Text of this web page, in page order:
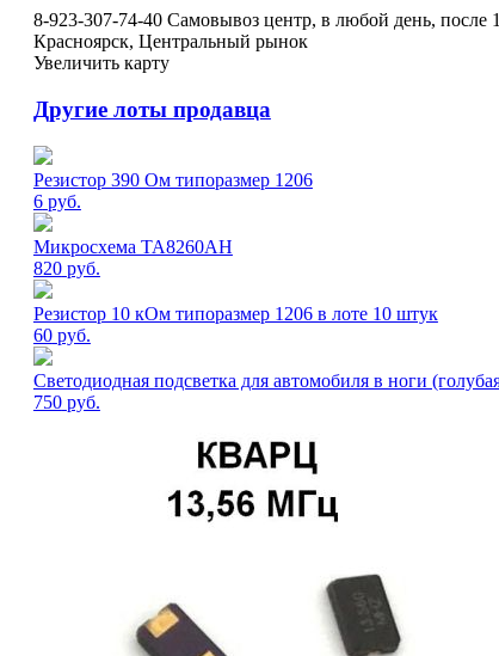
8-923-307-74-40 Самовывоз центр, в любой день, после
Красноярск, Центральный рынок
Увеличить карту
Другие лоты продавца
Резистор 390 Ом типоразмер 1206
6 руб.
Микросхема TA8260AH
820 руб.
Резистор 10 кОм типоразмер 1206 в лоте 10 штук
60 руб.
Светодиодная подсветка для автомобиля в ноги
750 руб.